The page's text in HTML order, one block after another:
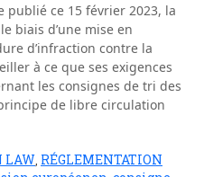
publié ce 15 février 2023, la
biais d’une mise en
d’infraction contre la
à ce que ses exigences
les consignes de tri des
de libre circulation
LAW RÉGLEMENTATION